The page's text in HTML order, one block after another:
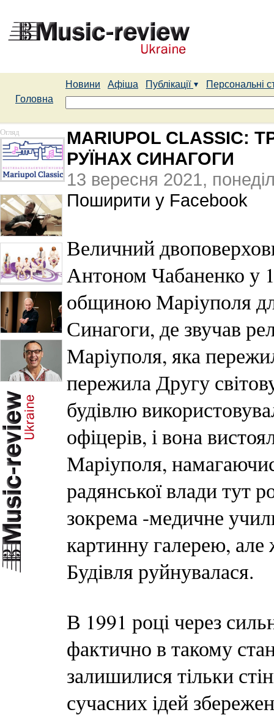
Новини Афіша Публікації
Персональні
Головна
Огляд
MARIUPOL
РУЇНАХ СИНАГОГИ
13 вересня 2021,
Поширити у Facebook
Величний
Антоном Чабаненко у
общиною Маріуполя
Синагоги, де звучав
Маріуполя, яка
пережила Другу
будівлю
офіцерів, і вона
Маріуполя,
радянської влади тут
зокрема -медичне
картинну галерею,
Будівля руйнувалася.
В 1991 році через
фактично в такому
залишилися тільки
сучасних ідей